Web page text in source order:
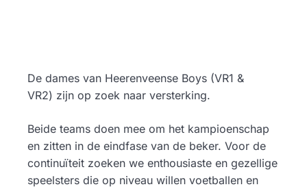
De dames van Heerenveense Boys (VR1 &
VR2) zijn op zoek naar versterking.
Beide teams doen mee om het kampioenschap
en zitten in de eindfase van de beker. Voor de
continuïteit zoeken we enthousiaste en gezellige
speelsters die op niveau willen voetballen en